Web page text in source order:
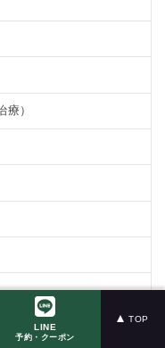
）
LINE
予約・クーポン
TOP